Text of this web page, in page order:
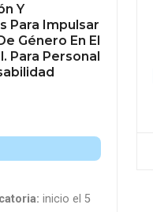
Y
Para Impulsar
Género En El
Para Personal
inicio el 5